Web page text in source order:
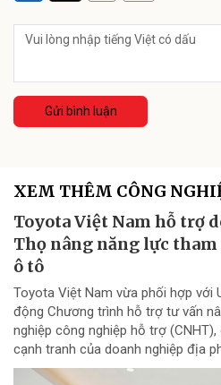
Gửi bình luận
XEM THÊM CÔNG
Toyota Việt Nam hỗ trợ
Thọ nâng năng lực
ô tô
Toyota Việt Nam vừa phối hợp với
động Chương trình hỗ trợ tư vấn
nghiệp công nghiệp hỗ trợ
cạnh tranh của doanh nghiệp địa